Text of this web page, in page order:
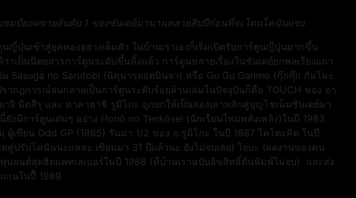
ชมป์ยอดขายอันดับ 1 ของซันเดย์มานานหลายสิบปีก่อนที่จะโดนโคนันแซง
ญี่ปุ่นเข้าสู่ยุคทองอย่างเต็มตัว ในบ้านเราเองก็เริ่มเปิดรับการ์ตูนญี่ปุ่นมากขึ้น
าเป็นนิตยสารการ์ตูนระดับขึ้นหิ้งแล้ว การ์ตูนหลายเรื่องในซันเดย์ยกพลเรียงแถว
น Sasuga no Sarutobi (นิคุมารุยอดนินจา) หรือ Gu Gu Ganmo (กุ๊กกุ๊ก กัมโมะ
ากฎการณ์จนกลายเป็นการ์ตูนระดับร้อยล้านเล่มในปัจจุบันก็คือ TOUCH ของ อา
าจิ มิตสึรุ และ ทาคาฮาชิ รูมิโกะ ถูกยกให้เป็นสองเสาหลักคู่บุญโชเน็นซันเดย์มา
งมีการ์ตูนเด่นๆ อย่าง Honō no Tenkōsei (นักเรียนใหม่พลังเพลิง)ในปี 1983
ผู้เขียน Odd GP (1985) รันม่า 1/2 ของ อ.รูมิโกะ ในปี 1987 ไคโตะคิด ในปี
คู่ปรับโคนันน่ะแหละ เขียนมา 31 ปีแล้วนะ ยังไม่จบเลย) ไยบะ (ผลงานของคน
นยนต์สุดฮิตแพทเลเบอร์ในปี 1988 (ที่บ้านเราฉบับลิขสิทธิ์ดันพิมพ์ไม่จบ) และส่ง
กนในปีั 1989